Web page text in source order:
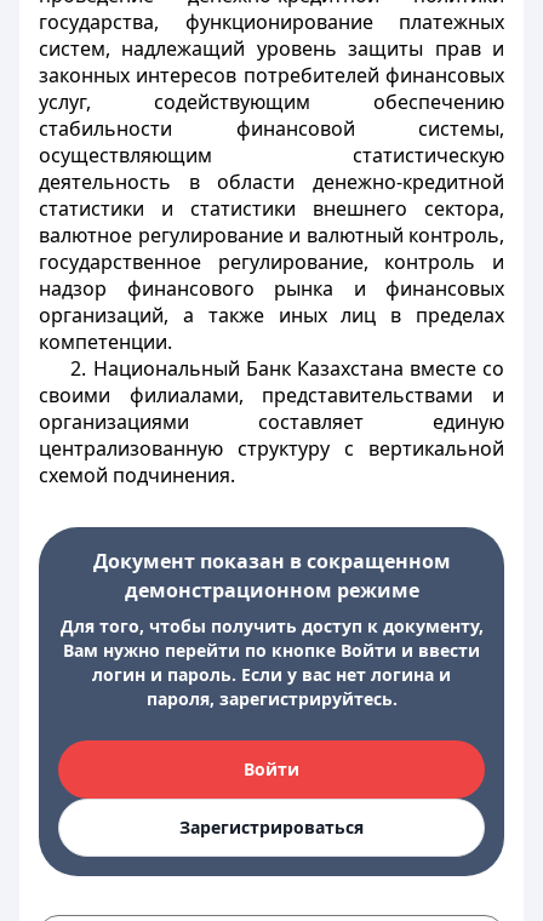
государства, функционирование платежных
систем, надлежащий уровень защиты прав и
законных интересов потребителей финансовых
услуг, содействующим обеспечению
стабильности финансовой системы,
осуществляющим статистическую
деятельность в области денежно-кредитной
статистики и статистики внешнего сектора,
валютное регулирование и валютный контроль,
государственное регулирование, контроль и
надзор финансового рынка и финансовых
организаций, а также иных лиц в пределах
компетенции.
2. Национальный Банк Казахстана вместе со
своими филиалами, представительствами и
организациями составляет единую
централизованную структуру с вертикальной
схемой подчинения.
Документ показан в сокращенном
демонстрационном режиме
Для того, чтобы получить доступ к документу,
Вам нужно перейти по кнопке Войти и ввести
логин и пароль. Если у вас нет логина и
пароля, зарегистрируйтесь.
Войти
Зарегистрироваться